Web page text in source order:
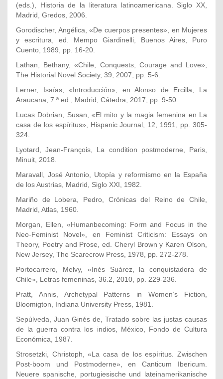
(eds.), Historia de la literatura latinoamericana. Siglo XX,
Madrid, Gredos, 2006.
Gorodischer, Angélica, «De cuerpos presentes», en Mujeres
y escritura, ed. Mempo Giardinelli, Buenos Aires, Puro
Cuento, 1989, pp. 16-20.
Lathan, Bethany, «Chile, Conquests, Courage and Love»,
The Historial Novel Society, 39, 2007, pp. 5-6.
Lerner, Isaías, «Introducción», en Alonso de Ercilla, La
Araucana, 7.ª ed., Madrid, Cátedra, 2017, pp. 9-50.
Lucas Dobrian, Susan, «El mito y la magia femenina en La
casa de los espíritus», Hispanic Journal, 12, 1991, pp. 305-
324.
Lyotard, Jean-François, La condition postmoderne, Paris,
Minuit, 2018.
Maravall, José Antonio, Utopía y reformismo en la España
de los Austrias, Madrid, Siglo XXI, 1982.
Mariño de Lobera, Pedro, Crónicas del Reino de Chile,
Madrid, Atlas, 1960.
Morgan, Ellen, «Humanbecoming: Form and Focus in the
Neo-Feminist Novel», en Feminist Criticism: Essays on
Theory, Poetry and Prose, ed. Cheryl Brown y Karen Olson,
New Jersey, The Scarecrow Press, 1978, pp. 272-278.
Portocarrero, Melvy, «Inés Suárez, la conquistadora de
Chile», Letras femeninas, 36.2, 2010, pp. 229-236.
Pratt, Annis, Archetypal Patterns in Women’s Fiction,
Bloomigton, Indiana University Press, 1981.
Sepúlveda, Juan Ginés de, Tratado sobre las justas causas
de la guerra contra los indios, México, Fondo de Cultura
Económica, 1987.
Strosetzki, Christoph, «La casa de los espíritus. Zwischen
Post-boom und Postmoderne», en Canticum Ibericum.
Neuere spanische, portugiesische und lateinamerikanische